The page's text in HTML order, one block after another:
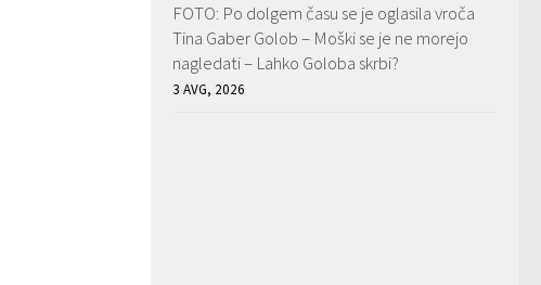
FOTO: Po dolgem času se je oglasila vroča
Tina Gaber Golob – Moški se je ne morejo
nagledati – Lahko Goloba skrbi?
3 AVG, 2026